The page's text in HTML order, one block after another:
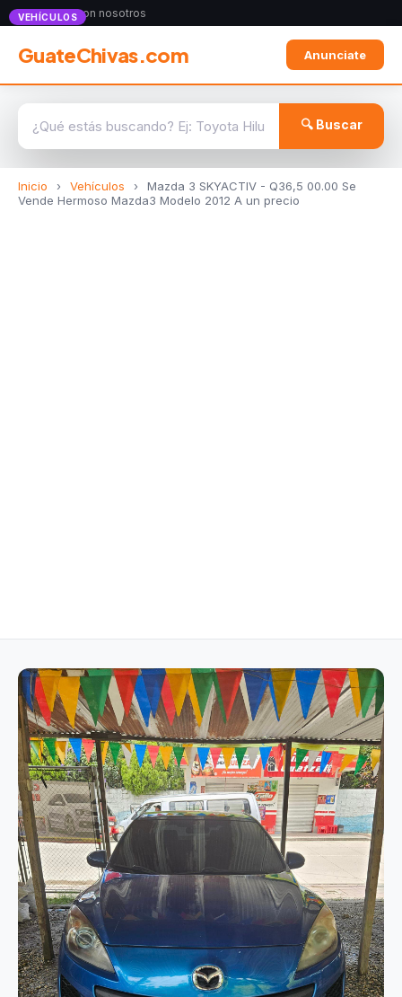
Anunciate con nosotros
GuateChivas.com Anunciate
🔍 Buscar
Inicio › Vehículos ›
Mazda 3 SKYACTIV - Q36,5 00.00 Se
Vende Hermoso Mazda3 Modelo 2012 A un precio
VEHÍCULOS